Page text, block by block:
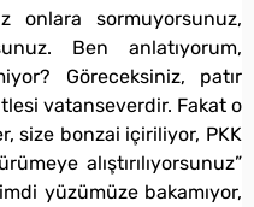
onlara sormuyorsunuz,
Ben anlatıyorum,
Göreceksiniz, patır
vatanseverdir. Fakat o
size bonzai içiriliyor, PKK
alıştırılıyorsunuz”
yüzümüze bakamıyor,